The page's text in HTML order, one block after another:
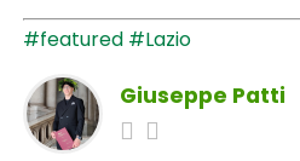
#featured #Lazio
Giuseppe Patti